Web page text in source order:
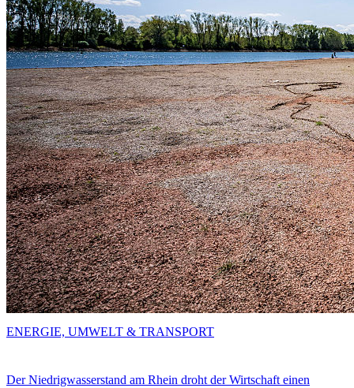
Der Niedrigwasserstand am Rhein droht der Wirtschaft einen
ENERGIE, UMWELT & TRANSPORT